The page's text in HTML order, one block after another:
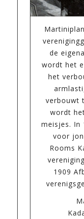
de
wordt het
het
verbouwt
wordt
meisjes. In
voor
Rooms
1909